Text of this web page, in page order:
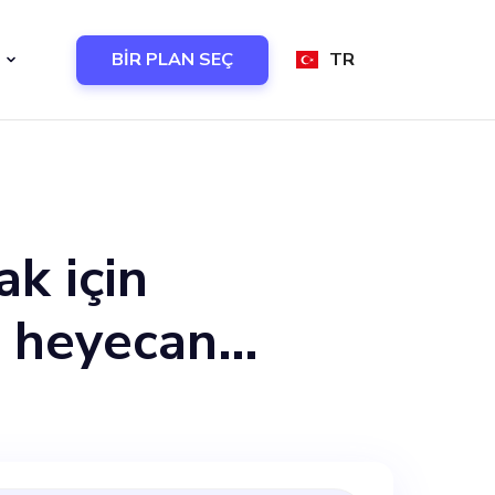
BİR PLAN SEÇ TR
için